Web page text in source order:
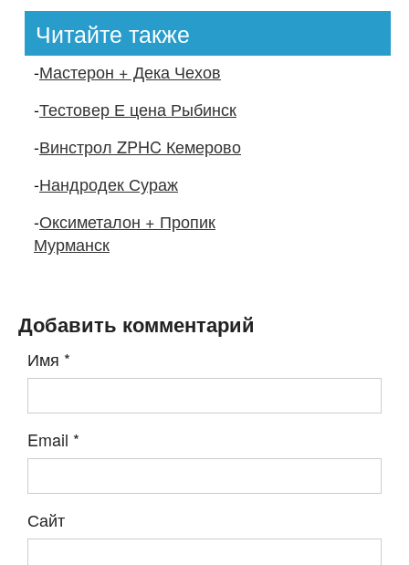
Читайте также
-Мастерон + Дека Чехов
-Тестовер Е цена Рыбинск
-Винстрол ZPHC Кемерово
-Нандродек Сураж
-Оксиметалон + Пропик
Мурманск
Добавить комментарий
Имя *
Email *
Сайт